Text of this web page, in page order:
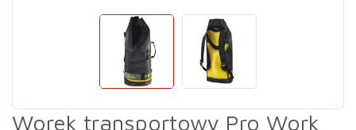
Worek transportowy Pro Work